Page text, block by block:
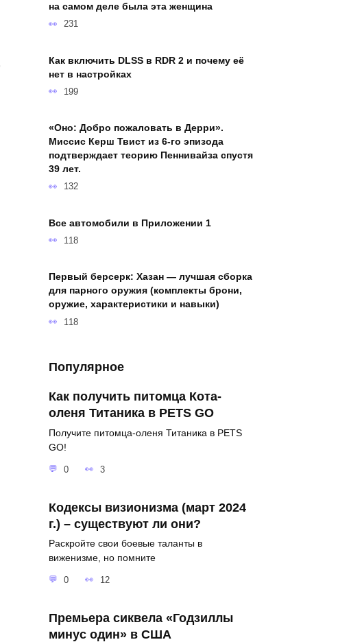
на самом деле была эта женщина
231
Как включить DLSS в RDR 2 и почему её
нет в настройках
199
«Оно: Добро пожаловать в Дерри».
Миссис Керш Твист из 6-го эпизода
подтверждает теорию Пеннивайза спустя
39 лет.
132
Все автомобили в Приложении 1
118
Первый берсерк: Хазан — лучшая сборка
для парного оружия (комплекты брони,
оружие, характеристики и навыки)
118
Популярное
Как получить питомца Кота-
оленя Титаника в PETS GO
Получите питомца-оленя Титаника в PETS
GO!
0 3
Кодексы визионизма (март 2024
г.) – существуют ли они?
Раскройте свои боевые таланты в
виженизме, но помните
0 12
Премьера сиквела «Годзиллы
минус один» в США